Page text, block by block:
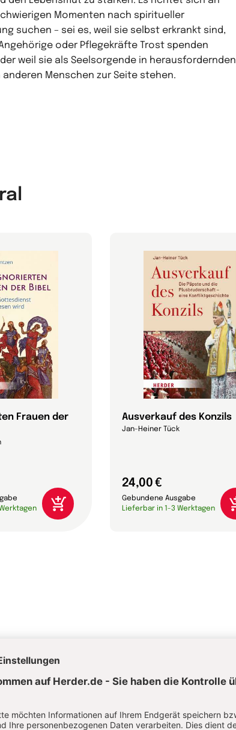
Momenten nach spiritueller
suchen – sei es, weil sie selbst erkrankt sind,
oder Pflegekräfte Trost spenden
weil sie als Seelsorgende in herausfordernden
Menschen zur Seite stehen.
Frauen der
Ausverkauf des Konzils
Jan-Heiner Tück
24,00 €
Gebundene Ausgabe
Lieferbar in 1-3 Werktagen